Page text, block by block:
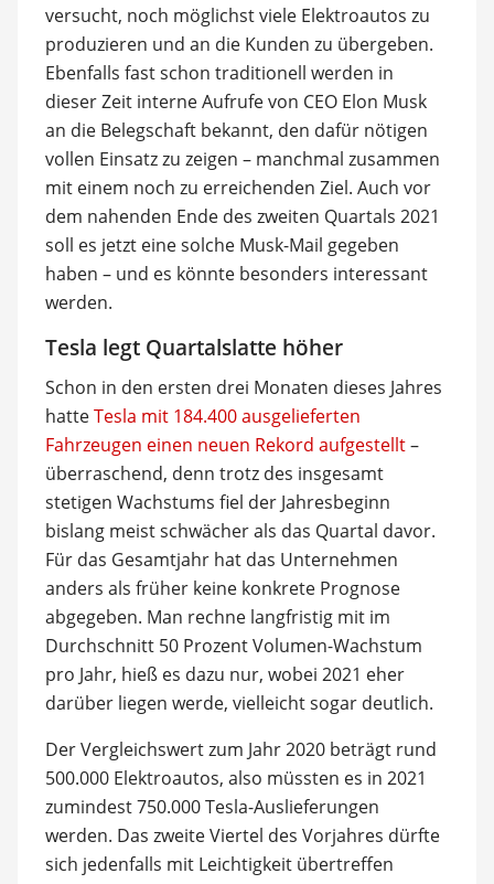
versucht, noch möglichst viele Elektroautos zu
produzieren und an die Kunden zu übergeben.
Ebenfalls fast schon traditionell werden in
dieser Zeit interne Aufrufe von CEO Elon Musk
an die Belegschaft bekannt, den dafür nötigen
vollen Einsatz zu zeigen – manchmal zusammen
mit einem noch zu erreichenden Ziel. Auch vor
dem nahenden Ende des zweiten Quartals 2021
soll es jetzt eine solche Musk-Mail gegeben
haben – und es könnte besonders interessant
werden.
Tesla legt Quartalslatte höher
Schon in den ersten drei Monaten dieses Jahres
hatteTesla mit 184.400 ausgelieferten
Fahrzeugen einen neuen Rekord aufgestellt–
überraschend, denn trotz des insgesamt
stetigen Wachstums fiel der Jahresbeginn
bislang meist schwächer als das Quartal davor.
Für das Gesamtjahr hat das Unternehmen
anders als früher keine konkrete Prognose
abgegeben. Man rechne langfristig mit im
Durchschnitt 50 Prozent Volumen-Wachstum
pro Jahr, hieß es dazu nur, wobei 2021 eher
darüber liegen werde, vielleicht sogar deutlich.
Der Vergleichswert zum Jahr 2020 beträgt rund
500.000 Elektroautos, also müssten es in 2021
zumindest 750.000 Tesla-Auslieferungen
werden. Das zweite Viertel des Vorjahres dürfte
sich jedenfalls mit Leichtigkeit übertreffen